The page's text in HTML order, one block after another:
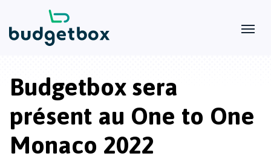
Budgetbox sera
présent au One to One
Monaco 2022